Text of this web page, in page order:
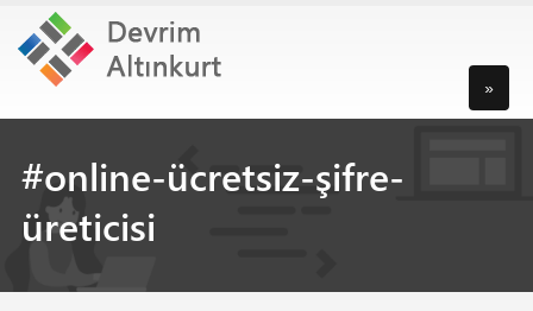
»
#online-ücretsiz-şifre-
üreticisi